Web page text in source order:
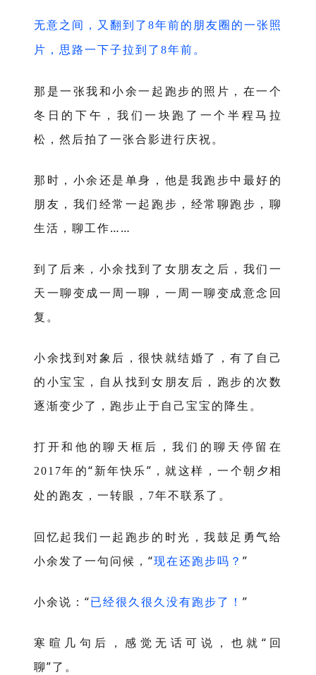
无意之间，又翻到了 8年前的朋友圈的一张照
片，思路一下子拉到了 8年前。
那是一张我和小余一起跑步的照片，在一个
冬日的下午，我们一块跑了一个半程马拉
松，然后拍了一张合影进行庆祝。
那时，小余还是单身，他是我跑步中最好的
朋友，我们经常一起跑步，经常聊跑步，聊
生活，聊工作……
到了后来，小余找到了女朋友之后，我们一
天一聊变成一周一聊，一周一聊变成意念回
复。
小余找到对象后，很快就结婚了，有了自己
的小宝宝，自从找到女朋友后，跑步的次数
逐渐变少了，跑步止于自己宝宝的降生。
打开和他的聊天框后，我们的聊天停留在
2017年的“新年快乐”，就这样，一个朝夕相
处的跑友，一转眼， 7年不联系了。
回忆起我们一起跑步的时光，我鼓足勇气给
小余发了一句问候，“现在还跑步吗？ ”
小余说：“已经很久很久没有跑步了！ ”
寒暄几句后，感觉无话可说，也就“回
聊”了。